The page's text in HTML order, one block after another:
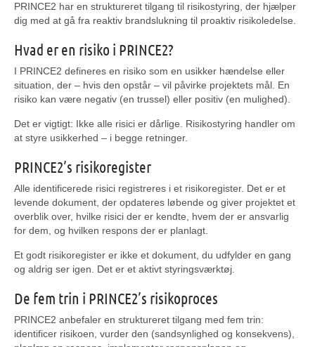
PRINCE2 har en struktureret tilgang til risikostyring, der hjælper
dig med at gå fra reaktiv brandslukning til proaktiv risikoledelse.
Hvad er en risiko i PRINCE2?
I PRINCE2 defineres en risiko som en usikker hændelse eller
situation, der – hvis den opstår – vil påvirke projektets mål. En
risiko kan være negativ (en trussel) eller positiv (en mulighed).
Det er vigtigt: Ikke alle risici er dårlige. Risikostyring handler om
at styre usikkerhed – i begge retninger.
PRINCE2’s risikoregister
Alle identificerede risici registreres i et risikoregister. Det er et
levende dokument, der opdateres løbende og giver projektet et
overblik over, hvilke risici der er kendte, hvem der er ansvarlig
for dem, og hvilken respons der er planlagt.
Et godt risikoregister er ikke et dokument, du udfylder en gang
og aldrig ser igen. Det er et aktivt styringsværktøj.
De fem trin i PRINCE2’s risikoproces
PRINCE2 anbefaler en struktureret tilgang med fem trin:
identificer risikoen, vurder den (sandsynlighed og konsekvens),